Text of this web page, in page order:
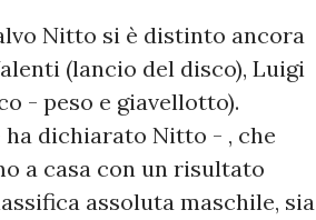
Nitto si è distinto ancora
(lancio del disco), Luigi
- peso e giavellotto).
dichiarato Nitto - , che
a casa con un risultato
assoluta maschile, sia